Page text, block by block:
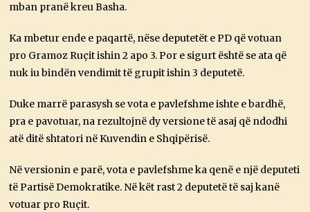
mban pranë kreu Basha.
Ka mbetur ende e paqartë, nëse deputetët e PD që votuan
pro Gramoz Ruçit ishin 2 apo 3. Por e sigurt është se ata që
nuk iu bindën vendimit të grupit ishin 3 deputetë.
Duke marrë parasysh se vota e pavlefshme ishte e bardhë,
pra e pavotuar, na rezultojnë dy versione të asaj që ndodhi
atë ditë shtatori në Kuvendin e Shqipërisë.
Në versionin e parë, vota e pavlefshme ka qenë e një deputeti
të Partisë Demokratike. Në kët rast 2 deputetë të saj kanë
votuar pro Ruçit.